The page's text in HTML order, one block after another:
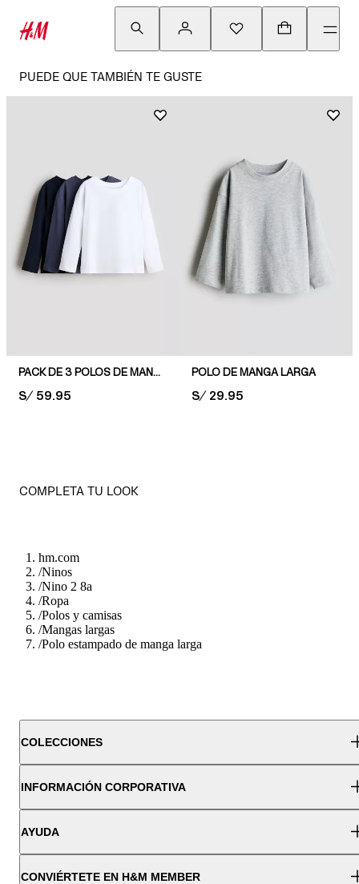
PUEDE QUE TAMBIÉN TE GUSTE
PACK DE 3 POLOS DE MANGA LARGA
PRICE:
S/ 59.95
POLO DE MANGA LARGA
PRICE:
S/ 29.95
COMPLETA TU LOOK
hm.com
/Ninos
/Nino 2 8a
/Ropa
/Polos y camisas
/Mangas largas
/Polo estampado de manga larga
COLECCIONES
INFORMACIÓN CORPORATIVA
AYUDA
CONVIÉRTETE EN H&M MEMBER